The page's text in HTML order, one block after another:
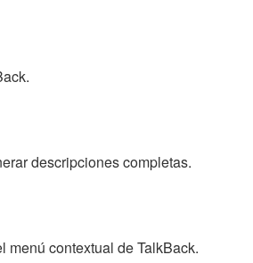
descripciones completas.
menú contextual de TalkBack.